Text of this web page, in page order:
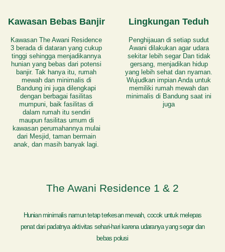
Kawasan Bebas Banjir
Kawasan The Awani Residence
3 berada di dataran yang cukup
tinggi sehingga menjadikannya
hunian yang bebas dari potensi
banjir. Tak hanya itu, rumah
mewah dan minimalis di
Bandung ini juga dilengkapi
dengan berbagai fasilitas
mumpuni, baik fasilitas di
dalam rumah itu sendiri
maupun fasilitas umum di
kawasan perumahannya mulai
dari Mesjid, taman bermain
anak, dan masih banyak lagi.
Lingkungan Teduh
Penghijauan di setiap sudut
Awani dilakukan agar udara
sekitar lebih segar Dan tidak
gersang, menjadikan hidup
yang lebih sehat dan nyaman.
Wujudkan impian Anda untuk
memiliki rumah mewah dan
minimalis di Bandung saat ini
juga
The Awani Residence 1 & 2
Hunian minimalis namun tetap terkesan mewah, cocok untuk melepas
penat dari padatnya aktivitas sehari-hari karena udaranya yang segar dan
bebas polusi